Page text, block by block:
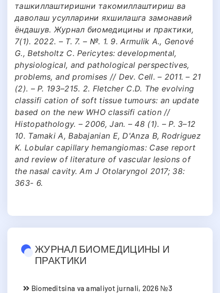
ташкиллаштиришни такомиллаштириш ва
даволаш усулларини яхшилашга замонавий
ёндашув. Журнал биомедицины и практики,
7(1). 2022. – Т. 7. – №. 1. 9. Armulik A., Genové
G., Betsholtz C. Pericytes: developmental,
physiological, and pathological perspectives,
problems, and promises // Dev. Cell. – 2011. – 21
(2). – P. 193–215. 2. Fletcher C.D. The evolving
classifi cation of soft tissue tumours: an update
based on the new WHO classifi cation //
Histopathology. – 2006, Jan. – 48 (1). – P. 3–12
10. Tamaki A, Babajanian E, D'Anza B, Rodriguez
K. Lobular capillary hemangiomas: Case report
and review of literature of vascular lesions of
the nasal cavity. Am J Otolaryngol 2017; 38:
363- 6.
ЖУРНАЛ БИОМЕДИЦИНЫ И
ПРАКТИКИ
Biomeditsina va amaliyot jurnali, 2026 №3